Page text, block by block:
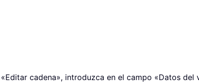
cadena», introduzca en el campo «Datos